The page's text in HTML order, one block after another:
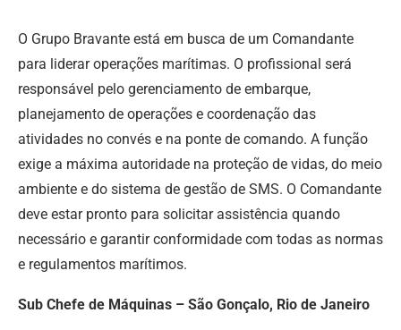
O Grupo Bravante está em busca de um Comandante
para liderar operações marítimas. O profissional será
responsável pelo gerenciamento de embarque,
planejamento de operações e coordenação das
atividades no convés e na ponte de comando. A função
exige a máxima autoridade na proteção de vidas, do meio
ambiente e do sistema de gestão de SMS. O Comandante
deve estar pronto para solicitar assistência quando
necessário e garantir conformidade com todas as normas
e regulamentos marítimos.
Sub Chefe de Máquinas – São Gonçalo, Rio de Janeiro